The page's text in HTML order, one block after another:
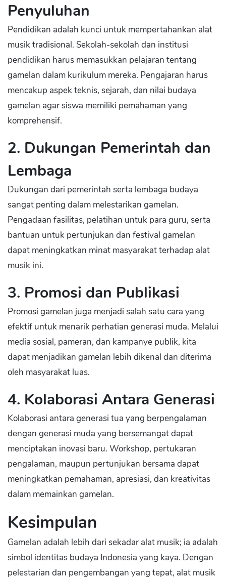
Penyuluhan
Pendidikan adalah kunci untuk mempertahankan alat
musik tradisional. Sekolah-sekolah dan institusi
pendidikan harus memasukkan pelajaran tentang
gamelan dalam kurikulum mereka. Pengajaran harus
mencakup aspek teknis, sejarah, dan nilai budaya
gamelan agar siswa memiliki pemahaman yang
komprehensif.
2. Dukungan Pemerintah dan
Lembaga
Dukungan dari pemerintah serta lembaga budaya
sangat penting dalam melestarikan gamelan.
Pengadaan fasilitas, pelatihan untuk para guru, serta
bantuan untuk pertunjukan dan festival gamelan
dapat meningkatkan minat masyarakat terhadap alat
musik ini.
3. Promosi dan Publikasi
Promosi gamelan juga menjadi salah satu cara yang
efektif untuk menarik perhatian generasi muda. Melalui
media sosial, pameran, dan kampanye publik, kita
dapat menjadikan gamelan lebih dikenal dan diterima
oleh masyarakat luas.
4. Kolaborasi Antara Generasi
Kolaborasi antara generasi tua yang berpengalaman
dengan generasi muda yang bersemangat dapat
menciptakan inovasi baru. Workshop, pertukaran
pengalaman, maupun pertunjukan bersama dapat
meningkatkan pemahaman, apresiasi, dan kreativitas
dalam memainkan gamelan.
Kesimpulan
Gamelan adalah lebih dari sekadar alat musik; ia adalah
simbol identitas budaya Indonesia yang kaya. Dengan
pelestarian dan pengembangan yang tepat, alat musik